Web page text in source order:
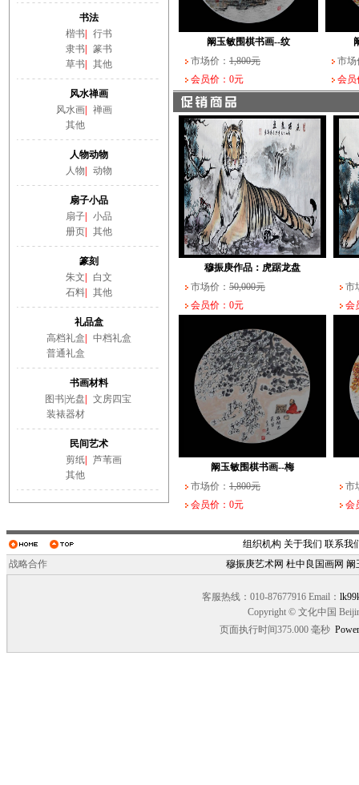
书法
楷书
行书
隶书
篆书
草书
其他
风水禅画
风水画|
禅画
其他
人物动物
人物
动物
扇子小品
扇子|
小品
册页| 其他
篆刻
朱文
白文
石料| 其他
礼品盒
高档礼盒
中档礼盒
普通礼盒
书画材料
图书|光盘
文房四宝
装裱器材
民间艺术
剪纸|
芦苇画
其他
武长家书法作品（一）
10,000元
会员价：0元
阚玉敏围棋书画--纹
市场价： 1,800元
会员价：0元
市场
会员
阚玉敏围棋书画--大
3,000元
会员价：0元
穆振庚作品：虎踞龙盘
市场价： 50,000元
会员价：0元
市
会
阚玉敏围棋书画--梅
市场价： 1,800元
会员价：0元
市
会
组织机构 关于我们 联系我
战略合作
穆振庚艺术网 杜中良国画网 阚
客服热线：010-87677916 Email：
Copyright © 文化中国
页面执行时间375.000 毫秒